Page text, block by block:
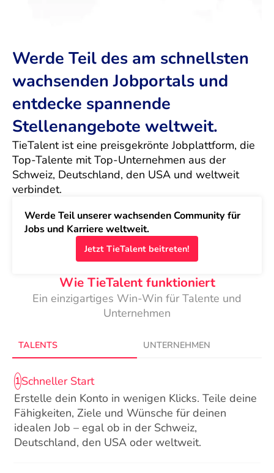
Werde Teil des am schnellsten
wachsenden Jobportals und
entdecke spannende
Stellenangebote weltweit.
TieTalent ist eine preisgekrönte Jobplattform, die
Top-Talente mit Top-Unternehmen aus der
Schweiz, Deutschland, den USA und weltweit
verbindet.
Werde Teil unserer wachsenden Community für
Jobs und Karriere weltweit.
Jetzt TieTalent beitreten!
Wie TieTalent funktioniert
Ein einzigartiges Win-Win für Talente und
Unternehmen
TALENTS UNTERNEHMEN
1Schneller Start
Erstelle dein Konto in wenigen Klicks. Teile deine
Fähigkeiten, Ziele und Wünsche für deinen
idealen Job – egal ob in der Schweiz,
Deutschland, den USA oder weltweit.